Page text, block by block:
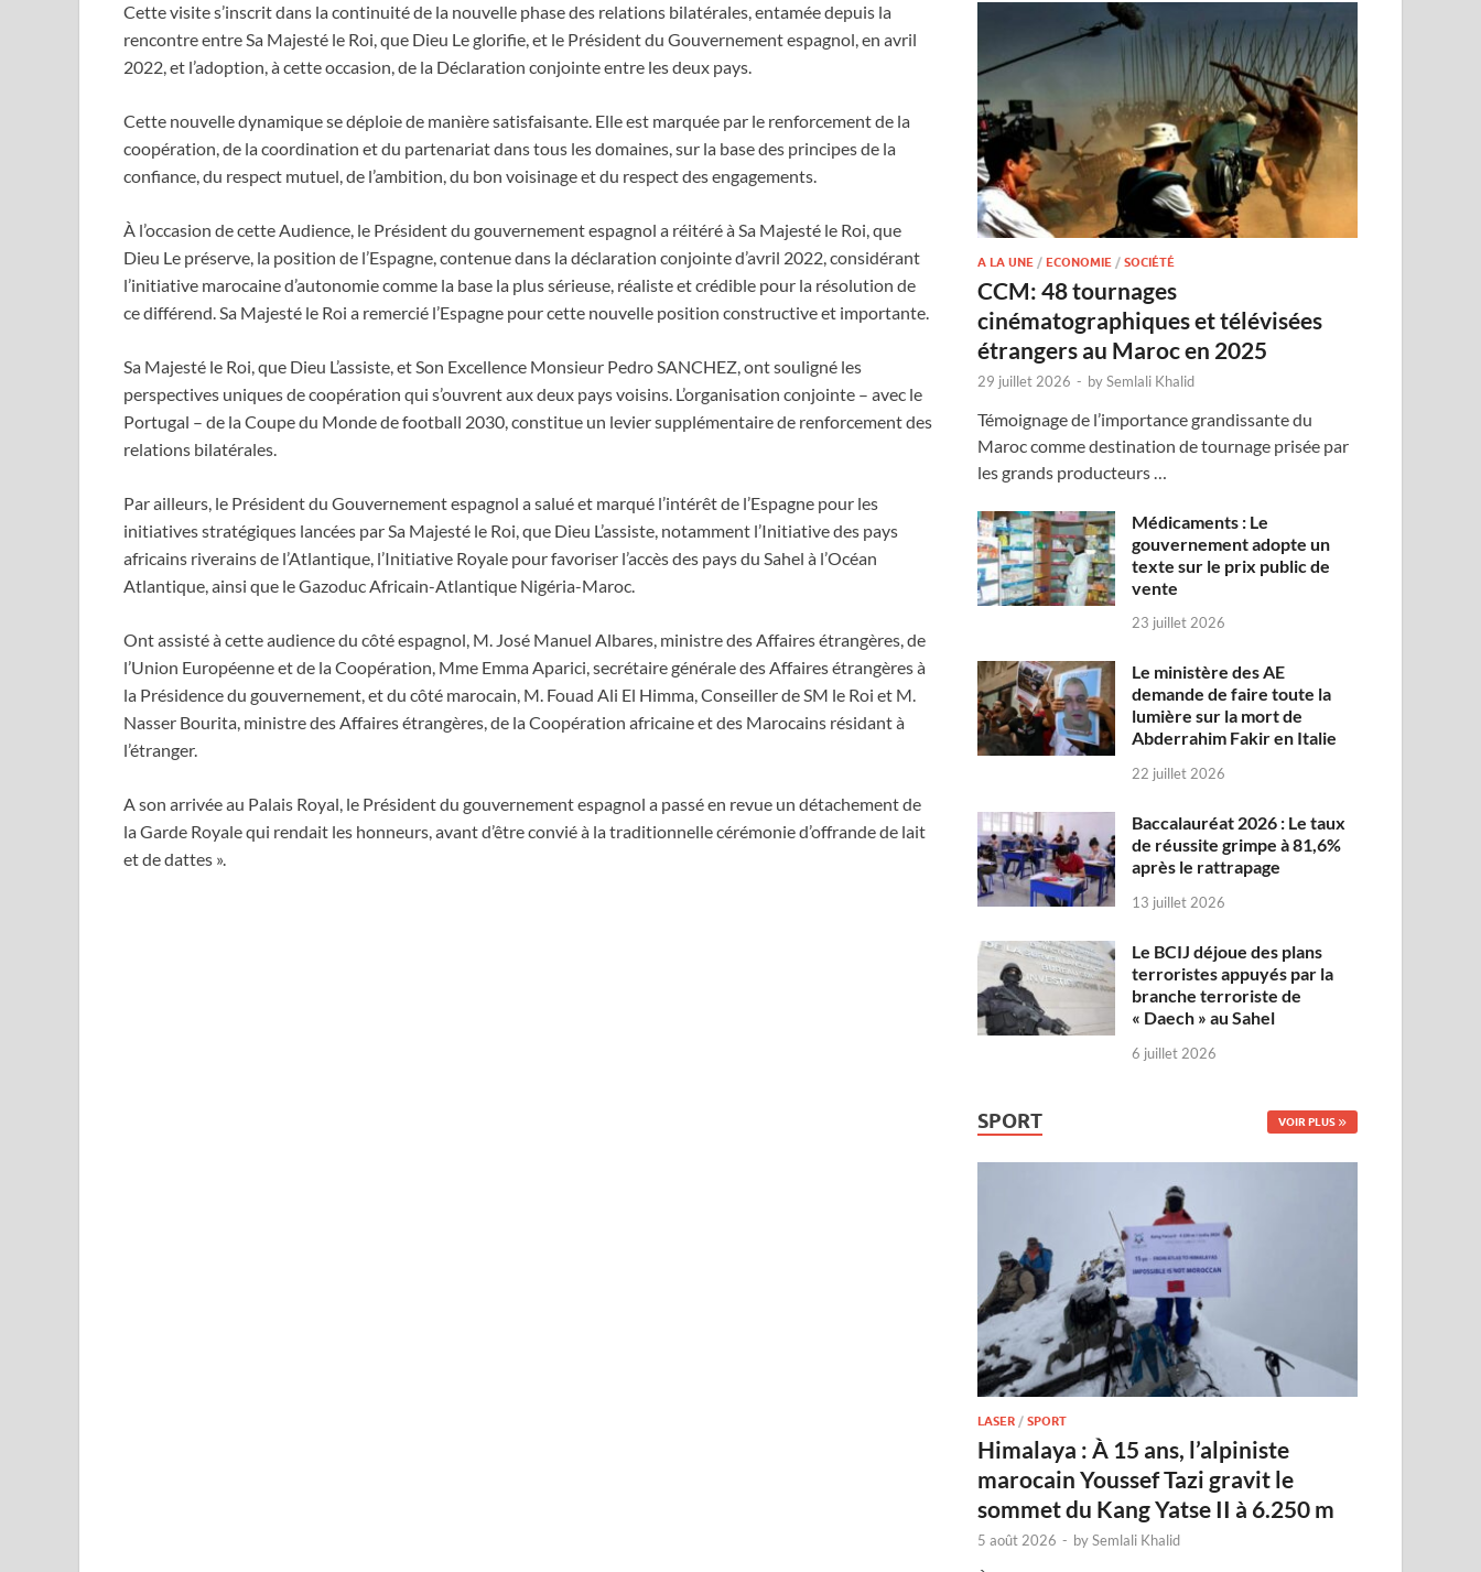
Cette visite s’inscrit dans la continuité de la nouvelle phase des relations bilatérales, entamée depuis la
rencontre entre Sa Majesté le Roi, que Dieu Le glorifie, et le Président du Gouvernement espagnol, en avril
2022, et l’adoption, à cette occasion, de la Déclaration conjointe entre les deux pays.
Cette nouvelle dynamique se déploie de manière satisfaisante. Elle est marquée par le renforcement de la
coopération, de la coordination et du partenariat dans tous les domaines, sur la base des principes de la
confiance, du respect mutuel, de l’ambition, du bon voisinage et du respect des engagements.
À l’occasion de cette Audience, le Président du gouvernement espagnol a réitéré à Sa Majesté le Roi, que
Dieu Le préserve, la position de l’Espagne, contenue dans la déclaration conjointe d’avril 2022, considérant
l’initiative marocaine d’autonomie comme la base la plus sérieuse, réaliste et crédible pour la résolution de
ce différend. Sa Majesté le Roi a remercié l’Espagne pour cette nouvelle position constructive et importante.
Sa Majesté le Roi, que Dieu L’assiste, et Son Excellence Monsieur Pedro SANCHEZ, ont souligné les
perspectives uniques de coopération qui s’ouvrent aux deux pays voisins. L’organisation conjointe – avec le
Portugal – de la Coupe du Monde de football 2030, constitue un levier supplémentaire de renforcement des
relations bilatérales.
Par ailleurs, le Président du Gouvernement espagnol a salué et marqué l’intérêt de l’Espagne pour les
initiatives stratégiques lancées par Sa Majesté le Roi, que Dieu L’assiste, notamment l’Initiative des pays
africains riverains de l’Atlantique, l’Initiative Royale pour favoriser l’accès des pays du Sahel à l’Océan
Atlantique, ainsi que le Gazoduc Africain-Atlantique Nigéria-Maroc.
Ont assisté à cette audience du côté espagnol, M. José Manuel Albares, ministre des Affaires étrangères, de
l’Union Européenne et de la Coopération, Mme Emma Aparici, secrétaire générale des Affaires étrangères à
la Présidence du gouvernement, et du côté marocain, M. Fouad Ali El Himma, Conseiller de SM le Roi et M.
Nasser Bourita, ministre des Affaires étrangères, de la Coopération africaine et des Marocains résidant à
l’étranger.
A son arrivée au Palais Royal, le Président du gouvernement espagnol a passé en revue un détachement de
la Garde Royale qui rendait les honneurs, avant d’être convié à la traditionnelle cérémonie d’offrande de lait
et de dattes ».
A LA UNE /ECONOMIE /SOCIÉTÉ
CCM: 48 tournages
cinématographiques et télévisées
étrangers au Maroc en 2025
29 juillet 2026 - bySemlali Khalid
Témoignage de l’importance grandissante du
Maroc comme destination de tournage prisée par
les grands producteurs …
Médicaments : Le
gouvernement adopte un
texte sur le prix public de
vente
23 juillet 2026
Le ministère des AE
demande de faire toute la
lumière sur la mort de
Abderrahim Fakir en Italie
22 juillet 2026
Baccalauréat 2026 : Le taux
de réussite grimpe à 81,6%
après le rattrapage
13 juillet 2026
Le BCIJ déjoue des plans
terroristes appuyés par la
branche terroriste de
« Daech » au Sahel
6 juillet 2026
SPORT VOIR PLUS
LASER /SPORT
Himalaya : À 15 ans, l’alpiniste
marocain Youssef Tazi gravit le
sommet du Kang Yatse II à 6.250 m
5 août 2026 - bySemlali Khalid